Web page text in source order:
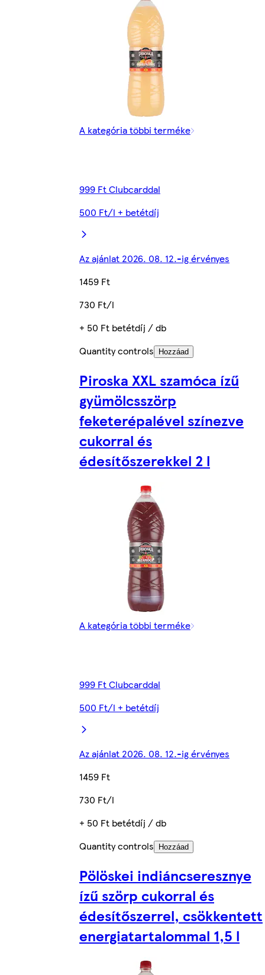
A kategória többi terméke
999 Ft Clubcarddal
500 Ft/l + betétdíj
Az ajánlat 2026. 08. 12.-ig érvényes
1459 Ft
730 Ft/l
+ 50 Ft betétdíj / db
Quantity controls
Hozzáad
Piroska XXL szamóca ízű
gyümölcsszörp
feketerépalével színezve
cukorral és
édesítőszerekkel 2 l
A kategória többi terméke
999 Ft Clubcarddal
500 Ft/l + betétdíj
Az ajánlat 2026. 08. 12.-ig érvényes
1459 Ft
730 Ft/l
+ 50 Ft betétdíj / db
Quantity controls
Hozzáad
Pölöskei indiáncseresznye
ízű szörp cukorral és
édesítőszerrel, csökkentett
energiatartalommal 1,5 l